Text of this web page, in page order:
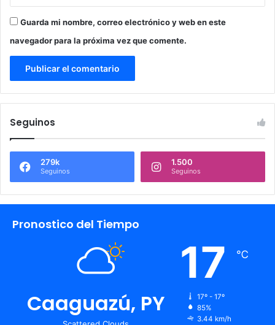
Guarda mi nombre, correo electrónico y web en este
navegador para la próxima vez que comente.
Seguinos
279k
Seguinos
1.500
Seguinos
Pronostico del Tiempo
Caaguazú, PY
17 ℃
17º - 17º
85%
3.44 km/h